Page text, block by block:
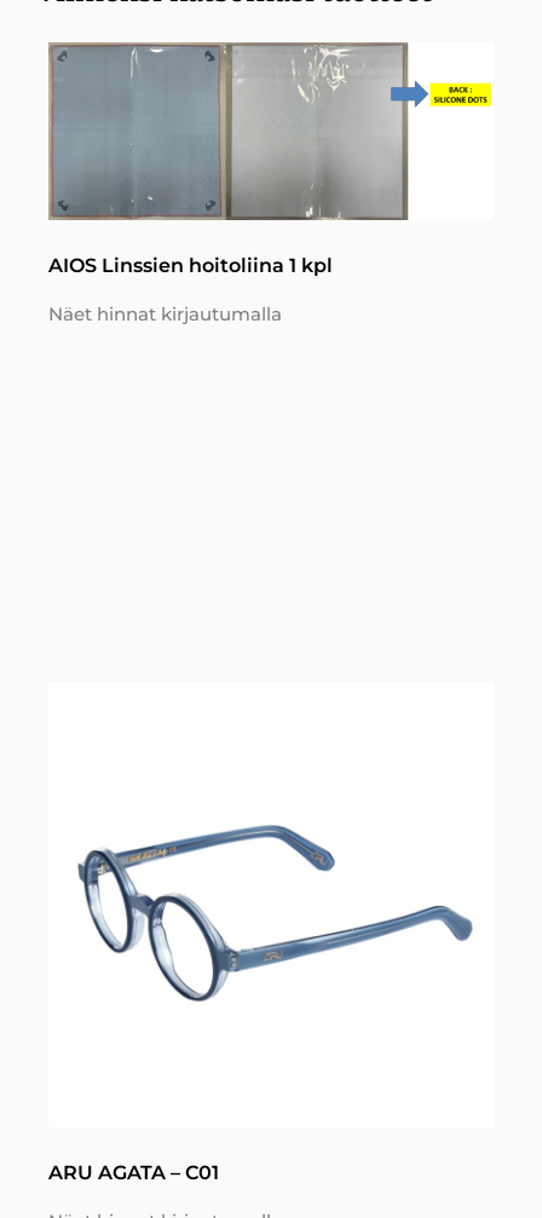
AIOS Linssien hoitoliina 1 kpl
Näet hinnat kirjautumalla
ARU AGATA – C01